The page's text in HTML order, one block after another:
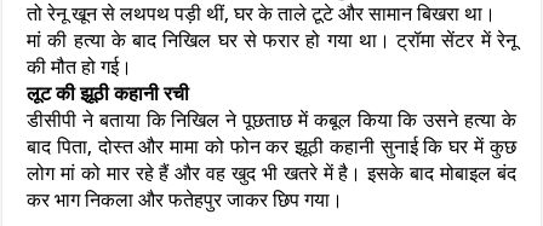
तो रेनू खून से लथपथ पड़ी थीं, घर के ताले टूटे और सामान बिखरा था।
मां की हत्या के बाद निखिल घर से फरार हो गया था। ट्रॉमा सेंटर में रेनू
की मौत हो गई।
लूट की झूठी कहानी रची
डीसीपी ने बताया कि निखिल ने पूछताछ में कबूल किया कि उसने हत्या के
बाद पिता, दोस्त और मामा को फोन कर झूठी कहानी सुनाई कि घर में कुछ
लोग मां को मार रहे हैं और वह खुद भी खतरे में है। इसके बाद मोबाइल बंद
कर भाग निकला और फतेहपुर जाकर छिप गया।